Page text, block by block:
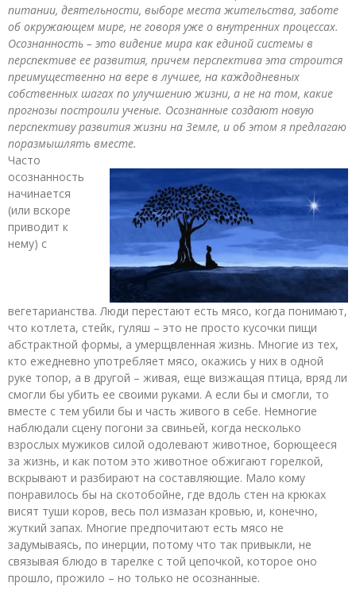
питании, деятельности, выборе места жительства, заботе
об окружающем мире, не говоря уже о внутренних процессах.
Осознанность – это видение мира как единой системы в
перспективе ее развития, причем перспектива эта строится
преимущественно на вере в лучшее, на каждодневных
собственных шагах по улучшению жизни, а не на том, какие
прогнозы построили ученые. Осознанные создают новую
перспективу развития жизни на Земле, и об этом я предлагаю
поразмышлять вместе.
Часто
осознанность
начинается
(или вскоре
приводит к
нему) с
вегетарианства. Люди перестают есть мясо, когда понимают,
что котлета, стейк, гуляш – это не просто кусочки пищи
абстрактной формы, а умерщвленная жизнь. Многие из тех,
кто ежедневно употребляет мясо, окажись у них в одной
руке топор, а в другой – живая, еще визжащая птица, вряд ли
смогли бы убить ее своими руками. А если бы и смогли, то
вместе с тем убили бы и часть живого в себе. Немногие
наблюдали сцену погони за свиньей, когда несколько
взрослых мужиков силой одолевают животное, борющееся
за жизнь, и как потом это животное обжигают горелкой,
вскрывают и разбирают на составляющие. Мало кому
понравилось бы на скотобойне, где вдоль стен на крюках
висят туши коров, весь пол измазан кровью, и, конечно,
жуткий запах. Многие предпочитают есть мясо не
задумываясь, по инерции, потому что так привыкли, не
связывая блюдо в тарелке с той цепочкой, которое оно
прошло, прожило – но только не осознанные.